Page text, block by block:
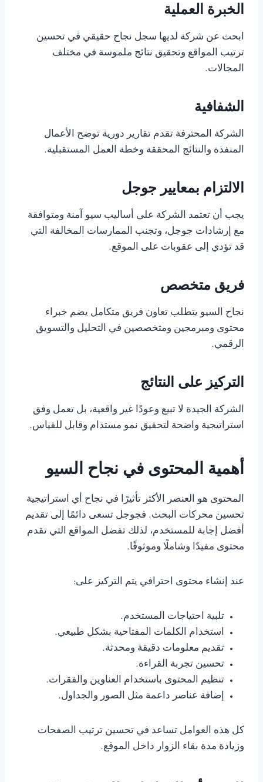
الخبرة العملية
ابحث عن شركة لديها سجل نجاح حقيقي في تحسين
ترتيب المواقع وتحقيق نتائج ملموسة في مختلف
المجالات.
الشفافية
الشركة المحترفة تقدم تقارير دورية توضح الأعمال
المنفذة والنتائج المحققة وخطة العمل المستقبلية.
الالتزام بمعايير جوجل
يجب أن تعتمد الشركة على أساليب سيو آمنة ومتوافقة
مع إرشادات جوجل، وتجنب الممارسات المخالفة التي
قد تؤدي إلى عقوبات على الموقع.
فريق متخصص
نجاح السيو يتطلب تعاون فريق متكامل يضم خبراء
محتوى ومبرمجين ومتخصصين في التحليل والتسويق
الرقمي.
التركيز على النتائج
الشركة الجيدة لا تبيع وعودًا غير واقعية، بل تعمل وفق
استراتيجية واضحة لتحقيق نمو مستدام وقابل للقياس.
أهمية المحتوى في نجاح السيو
المحتوى هو العنصر الأكثر تأثيرًا في نجاح أي استراتيجية
تحسين محركات البحث. فجوجل تسعى دائمًا إلى تقديم
أفضل إجابة للمستخدم، لذلك تفضل المواقع التي تقدم
محتوى مفيدًا وشاملًا وموثوقًا.
عند إنشاء محتوى احترافي يتم التركيز على:
تلبية احتياجات المستخدم.
استخدام الكلمات المفتاحية بشكل طبيعي.
تقديم معلومات دقيقة ومحدثة.
تحسين تجربة القراءة.
تنظيم المحتوى باستخدام العناوين والفقرات.
إضافة عناصر داعمة مثل الصور والجداول.
كل هذه العوامل تساعد في تحسين ترتيب الصفحات
وزيادة مدة بقاء الزوار داخل الموقع.